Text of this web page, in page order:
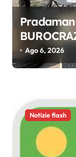
SCONTRA
Ago 6, 2026
Notizie flash